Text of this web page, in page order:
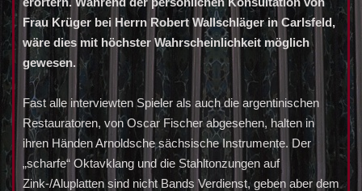
Frau Krüger bei Herrn Robert Wallschläger in Carlsfeld,
wäre dies mit höchster Wahrscheinlichkeit möglich
gewesen.
Fast alle interviewten Spieler als auch die argentinischen
Restauratoren, von Oscar Fischer abgesehen, halten in
ihren Händen Arnoldsche sächsische Instrumente. Der
„scharfe“ Oktavklang und die Stahltonzungen auf
Zink-/Aluplatten sind nicht Bands Verdienst, geben aber dem